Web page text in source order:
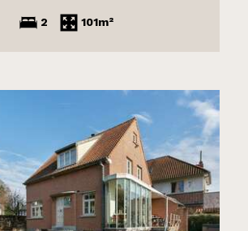
2 101m²